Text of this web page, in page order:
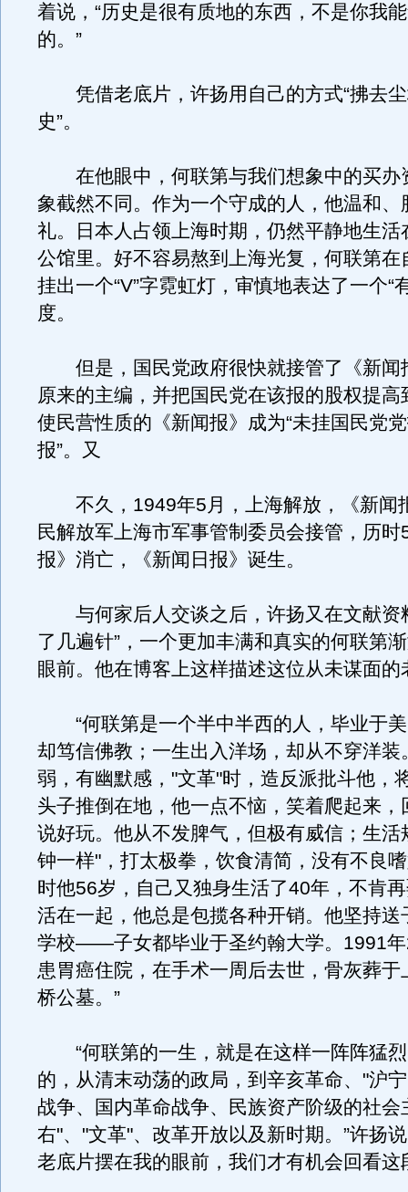
着说，“历史是很有质地的东西，不是你我
的。”
凭借老底片，许扬用自己的方式“拂去尘
史”。
在他眼中，何联第与我们想象中的买办
象截然不同。作为一个守成的人，他温和、
礼。日本人占领上海时期，仍然平静地生活
公馆里。好不容易熬到上海光复，何联第在
挂出一个“V”字霓虹灯，审慎地表达了一个“
度。
但是，国民党政府很快就接管了《新闻
原来的主编，并把国民党在该报的股权提高
使民营性质的《新闻报》成为“未挂国民党
报”。又
不久，1949年5月，上海解放，《新闻
民解放军上海市军事管制委员会接管，历时
报》消亡，《新闻日报》诞生。
与何家后人交谈之后，许扬又在文献资
了几遍针”，一个更加丰满和真实的何联第
眼前。他在博客上这样描述这位从未谋面的
“何联第是一个半中半西的人，毕业于美
却笃信佛教；一生出入洋场，却从不穿洋装
弱，有幽默感，"文革"时，造反派批斗他，
头子推倒在地，他一点不恼，笑着爬起来，
说好玩。他从不发脾气，但极有威信；生活
钟一样"，打太极拳，饮食清简，没有不良
时他56岁，自己又独身生活了40年，不肯
活在一起，他总是包揽各种开销。他坚持送
学校——子女都毕业于圣约翰大学。1991
患胃癌住院，在手术一周后去世，骨灰葬于
桥公墓。”
“何联第的一生，就是在这样一阵阵猛烈
的，从清末动荡的政局，到辛亥革命、"沪
战争、国内革命战争、民族资产阶级的社会
右"、"文革"、改革开放以及新时期。”许扬
老底片摆在我的眼前，我们才有机会回看这